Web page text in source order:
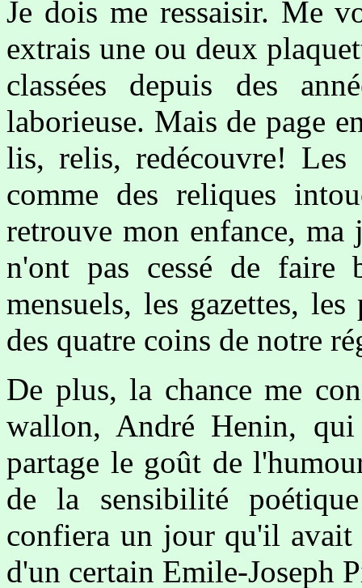
Je dois me ressaisir. Me
extrais une ou deux
classées depuis des
laborieuse. Mais de page
lis, relis, redécouvre! Les
comme des reliques
retrouve mon enfance,
n'ont pas cessé de faire
mensuels, les gazettes,
des quatre coins de notre
De plus, la chance me
wallon, André Henin,
partage le goût de
de la sensibilité
confiera un jour qu'il avait
d'un certain Emile-Joseph